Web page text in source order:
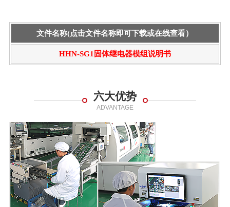
文件名称(点击文件名称即可下载或在线查看）
HHN-SG1固体继电器模组说明书
六大优势
ADVANTAGE